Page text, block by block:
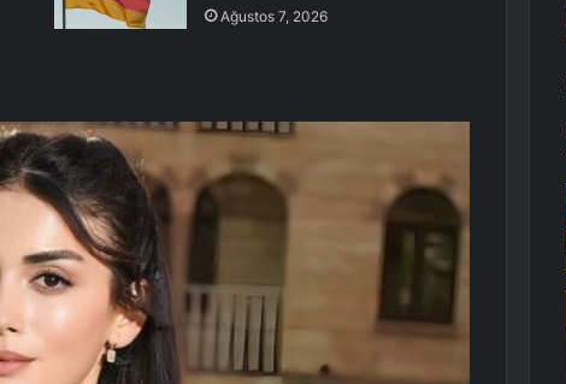
Ağustos 7, 2026